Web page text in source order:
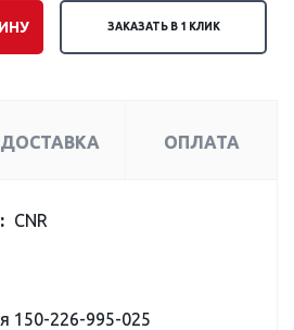
ЗАКАЗАТЬ В 1 КЛИК
ДОСТАВКА ОПЛАТА
CNR
150-226-995-025